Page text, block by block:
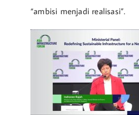
“ambisi menjadi realisasi”.